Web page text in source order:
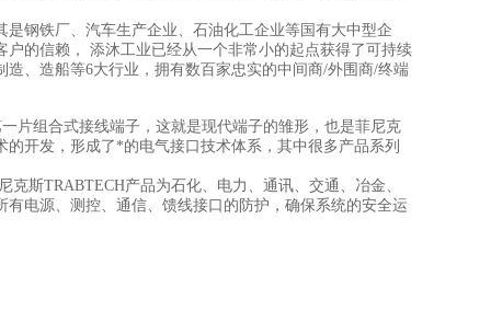
钢铁厂、汽车生产企业、石油化工企业等国有大中型企
的信赖， 添沐工业已经从一个非常小的起点获得了可持续
、造船等6大行业，拥有数百家忠实的中间商/外围商/终端
片组合式接线端子，这就是现代端子的雏形，也是菲尼克
开发，形成了*的电气接口技术体系，其中很多产品系列
斯TRABTECH产品为石化、电力、通讯、交通、冶金、
电源、测控、通信、馈线接口的防护，确保系统的安全运